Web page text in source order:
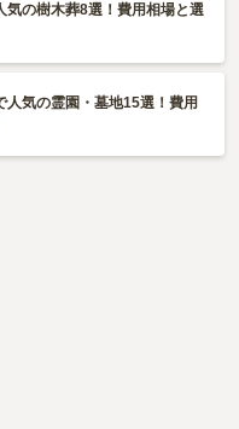
気の樹木葬8選！費用相場と選
人気の霊園・墓地15選！費用